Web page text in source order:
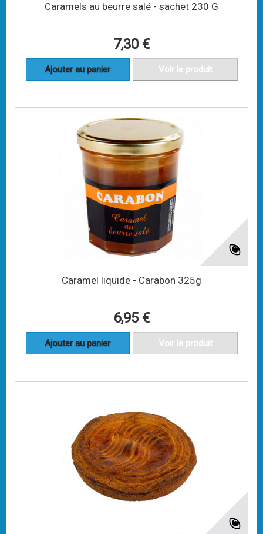
Caramels au beurre salé - sachet 230 G
7,30 €
Ajouter au panier Voir le produit
Caramel liquide - Carabon 325g
6,95 €
Ajouter au panier Voir le produit